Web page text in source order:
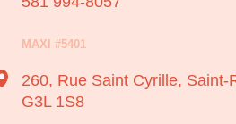
MAXI #5401
260, Rue Saint Cyrille, Saint-
G3L 1S8